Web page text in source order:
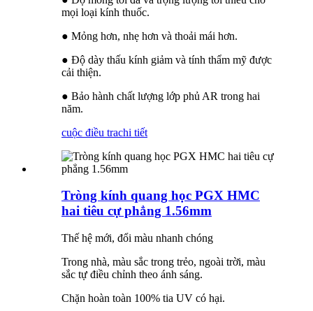
mọi loại kính thuốc.
● Mỏng hơn, nhẹ hơn và thoải mái hơn.
● Độ dày thấu kính giảm và tính thẩm mỹ được
cải thiện.
● Bảo hành chất lượng lớp phủ AR trong hai
năm.
cuộc điều trachi tiết
Tròng kính quang học PGX HMC
hai tiêu cự phẳng 1.56mm
Thế hệ mới, đổi màu nhanh chóng
Trong nhà, màu sắc trong trẻo, ngoài trời, màu
sắc tự điều chỉnh theo ánh sáng.
Chặn hoàn toàn 100% tia UV có hại.